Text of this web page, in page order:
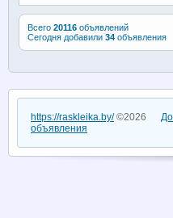
Всего 20116объявлений
Сегодня добавили 34объявления
https://raskleika.by/©2026
объявления